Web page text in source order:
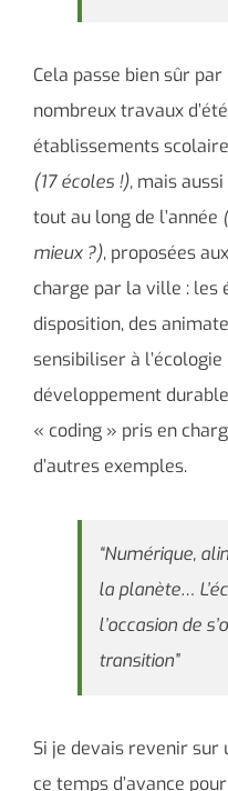
Cela passe bien sûr
nombreux travaux
établissements
(17 écoles !), mais
tout au long de l’année
mieux ?), proposées
charge par la ville : les
disposition, des
sensibiliser à
développement
« coding » pris en
d’autres exemples.
“Numérique,
la planète…
l’occasion de
transition”
Si je devais revenir
ce temps d’avance